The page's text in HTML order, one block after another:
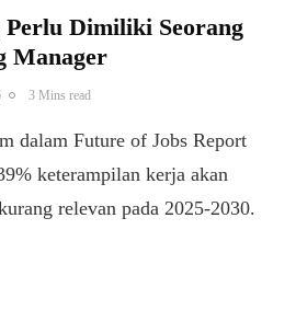
Perlu Dimiliki Seorang
Manager
3 Mins read
dalam Future of Jobs Report
keterampilan kerja akan
relevan pada 2025-2030.